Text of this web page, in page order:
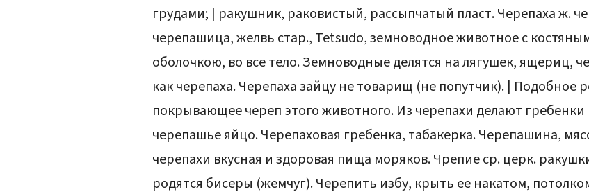
грудами; | ракушник, раковистый, рассыпчатый пласт. Черепаха ж.
черепашица, желвь стар., Tetsudo, земноводное животное с
оболочкою, во все тело. Земноводные делятся на лягушек, ящериц,
как черепаха. Черепаха зайцу не товарищ (не попутчик). | Подобное
покрывающее череп этого животного. Из черепахи делают
черепашье яйцо. Черепаховая гребенка, табакерка. Черепашина,
черепахи вкусная и здоровая пища моряков. Чрепие ср. церк.
родятся бисеры (жемчуг). Черепить избу, крыть ее накатом,